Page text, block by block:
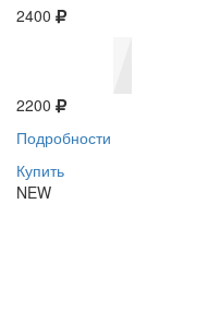
2400
2200
Подробности
Купить
NEW